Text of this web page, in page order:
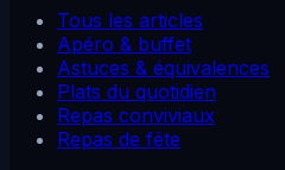
Tous les articles
Apéro & buffet
Astuces & équivalences
Plats du quotidien
Repas conviviaux
Repas de fête